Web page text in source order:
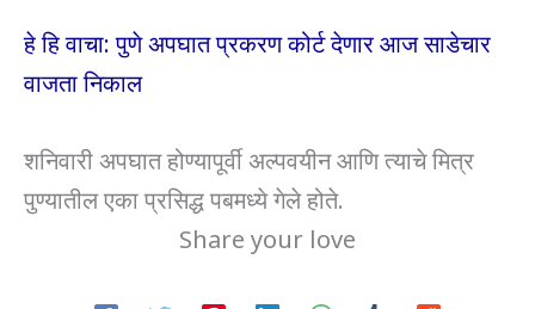
हे हि वाचा: पुणे अपघात प्रकरण कोर्ट देणार आज साडेचार
वाजता निकाल
शनिवारी अपघात होण्यापूर्वी अल्पवयीन आणि त्याचे मित्र
पुण्यातील एका प्रसिद्ध पबमध्ये गेले होते.
Share your love